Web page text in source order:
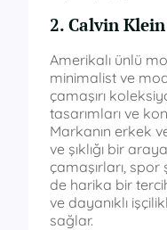
2. Calvin Klein
Amerikalı ünlü
minimalist ve
çamaşırı
tasarımları ve
Markanın erkek
ve şıklığı bir
çamaşırları, spor
de harika bir
ve dayanıklı
sağlar.